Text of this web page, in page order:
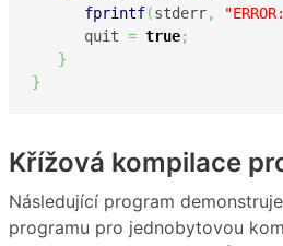
fprintf(stderr,
      quit
= true;
}
}
Křížová kompilace
Následující program
programu pro jednobytovou